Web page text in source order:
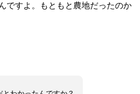
ですよ。もともと農地だったのか